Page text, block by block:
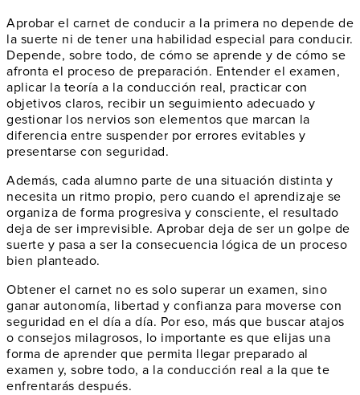
Aprobar el carnet de conducir a la primera no depende de
la suerte ni de tener una habilidad especial para conducir.
Depende, sobre todo, de cómo se aprende y de cómo se
afronta el proceso de preparación. Entender el examen,
aplicar la teoría a la conducción real, practicar con
objetivos claros, recibir un seguimiento adecuado y
gestionar los nervios son elementos que marcan la
diferencia entre suspender por errores evitables y
presentarse con seguridad.
Además, cada alumno parte de una situación distinta y
necesita un ritmo propio, pero cuando el aprendizaje se
organiza de forma progresiva y consciente, el resultado
deja de ser imprevisible. Aprobar deja de ser un golpe de
suerte y pasa a ser la consecuencia lógica de un proceso
bien planteado.
Obtener el carnet no es solo superar un examen, sino
ganar autonomía, libertad y confianza para moverse con
seguridad en el día a día. Por eso, más que buscar atajos
o consejos milagrosos, lo importante es que elijas una
forma de aprender que permita llegar preparado al
examen y, sobre todo, a la conducción real a la que te
enfrentarás después.